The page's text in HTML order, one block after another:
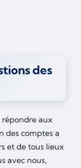
des
répondre aux
des comptes a
et de tous lieux
avec nous,